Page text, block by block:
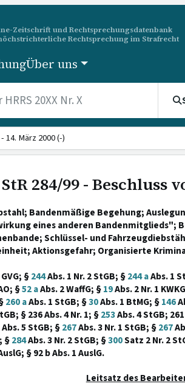
Zeitschrift und Rechtsprechungsdatenbank
Rechtsprechung im Strafrecht
Über uns
14. März 2000 (-)
284/99 - Beschluss
Bandenmäßige Begehung;
eines anderen Bandenmitglieds";
Schlüssel- und
Aktionsgefahr; Organisierte
§244Abs. 1 Nr. 2 StGB; §244 aAbs. 1
§52 aAbs. 2 WaffG; §19Abs. 2 Nr. 1
260 aAbs. 1 StGB; §30Abs. 1 BtMG; §146
§ 236 Abs. 4 Nr. 1; §253Abs. 4 StGB;
Abs. 5 StGB; §267Abs. 3 Nr. 1 StGB; §267
§284Abs. 3 Nr. 2 StGB; §300Satz 2 Nr. 2
§ 92 b Abs. 1 AuslG.
Leitsatz des